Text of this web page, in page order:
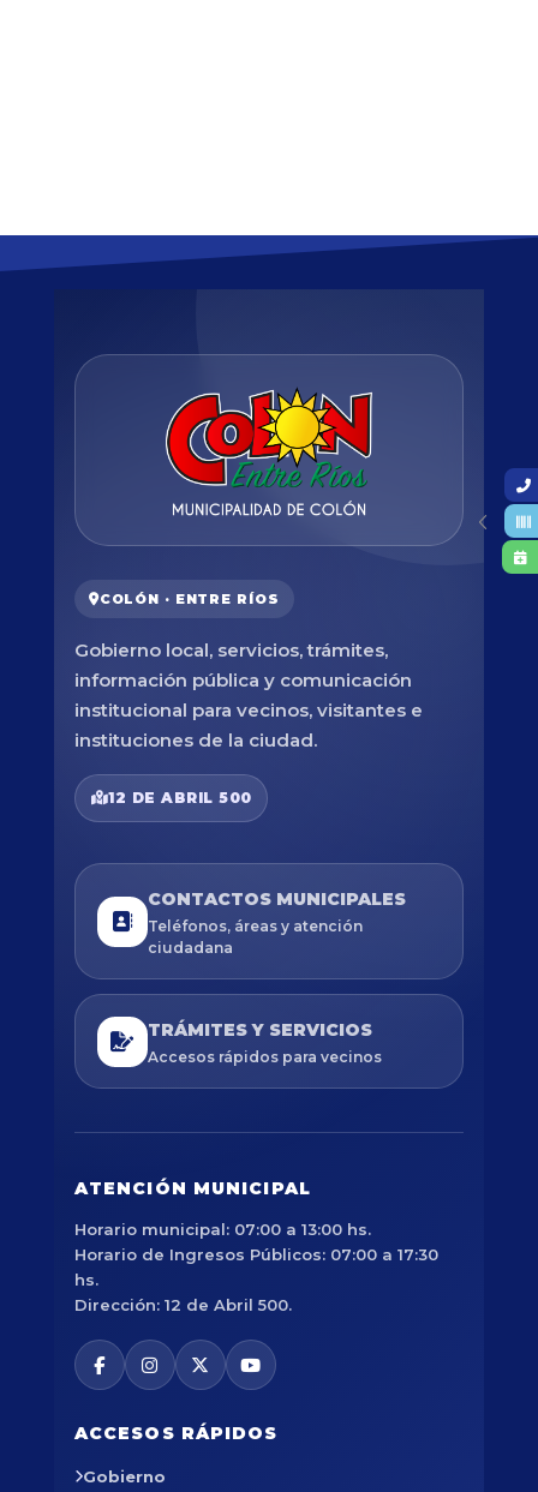
COLÓN · ENTRE RÍOS
Gobierno local, servicios, trámites,
información pública y comunicación
institucional para vecinos, visitantes e
instituciones de la ciudad.
12 DE ABRIL 500
CONTACTOS MUNICIPALES
Teléfonos, áreas y atención
ciudadana
TRÁMITES Y SERVICIOS
Accesos rápidos para vecinos
ATENCIÓN MUNICIPAL
Horario municipal: 07:00 a 13:00 hs.
Horario de Ingresos Públicos: 07:00 a 17:30
hs.
Dirección: 12 de Abril 500.
ACCESOS RÁPIDOS
Gobierno